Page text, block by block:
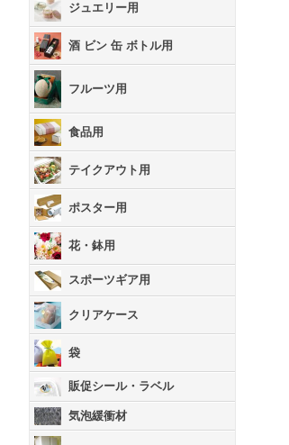
ジュエリー用
酒 ビン 缶 ボトル用
フルーツ用
食品用
テイクアウト用
ポスター用
花・鉢用
スポーツギア用
クリアケース
袋
販促シール・ラベル
気泡緩衝材